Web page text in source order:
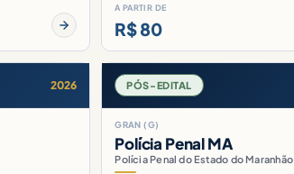
A PARTIR DE
R$ 80
2026 PÓS-EDITAL
GRAN (G)
Polícia Penal MA
Polícia Penal do Estado do Maranhão